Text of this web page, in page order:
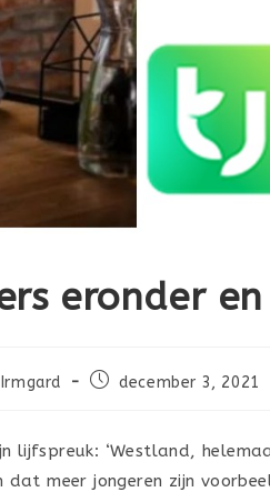
eronder
Irmgard
Berichtdecember 3, 2021
lijfspreuk: ‘Westland,
dat meer jongeren zijn